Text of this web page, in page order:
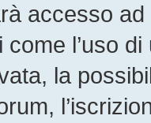
accesso
l’uso
la